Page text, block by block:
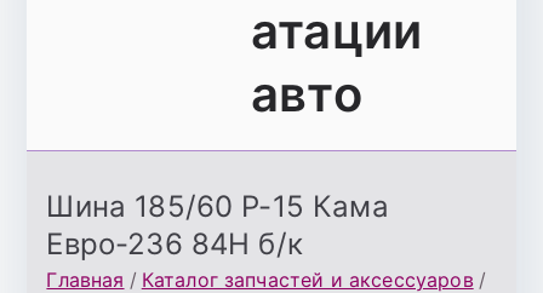
атации
авто
Шина 185/60 Р-15 Кама
Евро-236 84Н б/к
Главная
Каталог запчастей и аксессуаров